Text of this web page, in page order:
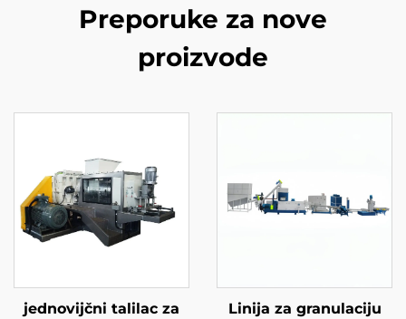
Preporuke za nove
proizvode
jednovijčni talilac za
Linija za granulaciju